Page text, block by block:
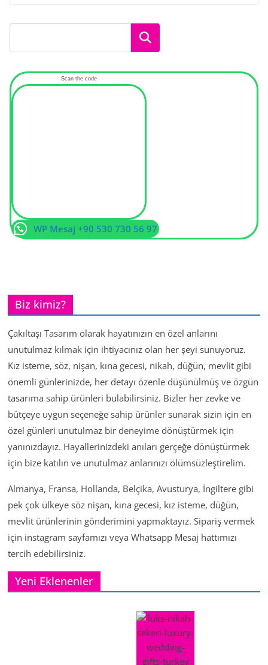
Ara
Scan the code
WP Mesaj +90 530 730 56 97
Biz kimiz?
Çakıltaşı Tasarım olarak hayatınızın en özel anlarını
unutulmaz kılmak için ihtiyacınız olan her şeyi sunuyoruz.
Kız isteme, söz, nişan, kına gecesi, nikah, düğün, mevlit gibi
önemli günlerinizde, her detayı özenle düşünülmüş ve özgün
tasarıma sahip ürünleri bulabilirsiniz. Bizler her zevke ve
bütçeye uygun seçeneğe sahip ürünler sunarak sizin için en
özel günleri unutulmaz bir deneyime dönüştürmek için
yanınızdayız. Hayallerinizdeki anıları gerçeğe dönüştürmek
için bize katılın ve unutulmaz anlarınızı ölümsüzleştirelim.
Almanya, Fransa, Hollanda, Belçika, Avusturya, İngiltere gibi
pek çok ülkeye söz nişan, kına gecesi, kız isteme, düğün,
mevlit ürünlerinin gönderimini yapmaktayız. Sipariş vermek
için instagram sayfamızı veya Whatsapp Mesaj hattımızı
tercih edebilirsiniz.
Yeni Eklenenler